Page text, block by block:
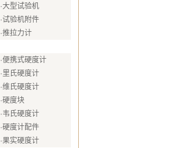
·大型试验机
·试验机附件
·推拉力计
·便携式硬度计
·里氏硬度计
·维氏硬度计
·硬度块
·韦氏硬度计
·硬度计配件
·果实硬度计